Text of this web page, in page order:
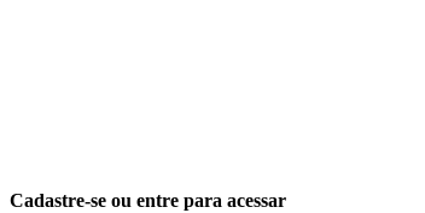
Cadastre-se ou entre para acessar